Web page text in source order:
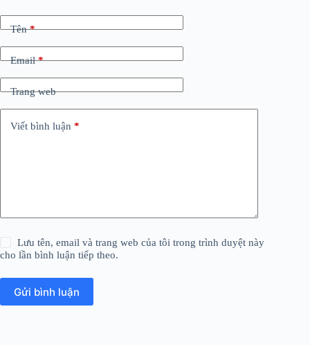
Tên*
Email*
Trang web
Viết bình luận *
Lưu tên, email và trang web của tôi trong trình duyệt này
cho lần bình luận tiếp theo.
Gửi bình luận